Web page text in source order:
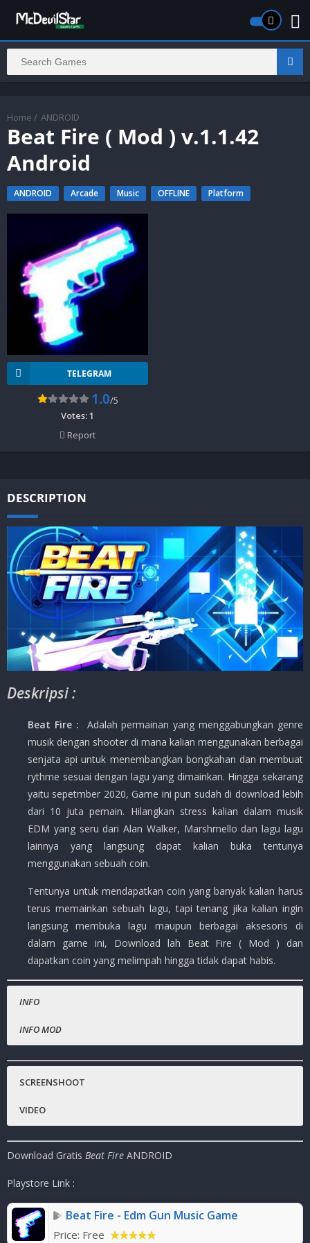
Home / ANDROID
Beat Fire ( Mod ) v.1.1.42
Android
ANDROID Arcade Music OFFLINE Platform
TELEGRAM
1.0/5
Votes:1
Report
DESCRIPTION
Deskripsi :
Beat Fire : Adalah permainan yang menggabungkan genre
musik dengan shooter di mana kalian menggunakan berbagai
senjata api untuk menembangkan bongkahan dan membuat
rythme sesuai dengan lagu yang dimainkan. Hingga sekarang
yaitu sepetmber 2020, Game ini pun sudah di download lebih
dari 10 juta pemain. Hilangkan stress kalian dalam musik
EDM yang seru dari Alan Walker, Marshmello dan lagu lagu
lainnya yang langsung dapat kalian buka tentunya
menggunakan sebuah coin.
Tentunya untuk mendapatkan coin yang banyak kalian harus
terus memainkan sebuah lagu, tapi tenang jika kalian ingin
langsung membuka lagu maupun berbagai aksesoris di
dalam game ini, Download lah Beat Fire ( Mod ) dan
dapatkan coin yang melimpah hingga tidak dapat habis.
INFO
INFO MOD
Platfrom
Publisher:Adaric Music
Ukuran Game
SCREENSHOOT
VIDEO
Download Gratis Beat Fire ANDROID
Playstore Link :
Beat Fire - Edm Gun Music Game
Price: Free